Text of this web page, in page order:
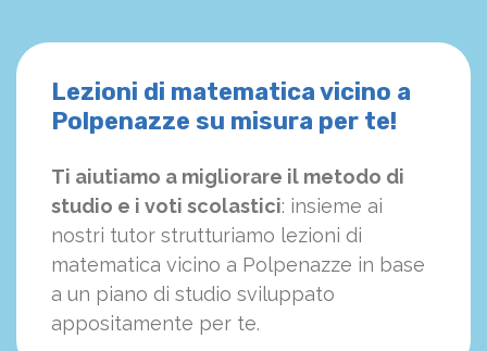
Lezioni di matematica vicino a
Polpenazze su misura per te!
Ti aiutiamo a migliorare il metodo di
studio e i voti scolastici: insieme ai
nostri tutor strutturiamo lezioni di
matematica vicino a Polpenazze in base
a un piano di studio sviluppato
appositamente per te.